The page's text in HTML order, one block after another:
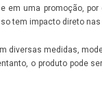
em uma promoção, por
tem impacto direto nas
diversas medidas,
o produto pode